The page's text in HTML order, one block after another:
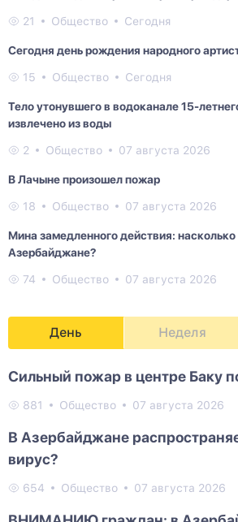
21 Общество Сегодня
Сегодня день рождения народного
15 Общество Сегодня
Тело утонувшего в водоканале 15-
извлечено из воды
2 Общество 07 августа 2026
В Лачыне произошел пожар
18 Общество 07 августа 2026
Мина замедленного действия:
Азербайджане?
74 Общество 07 августа 2026
День Неделя
Сильный пожар в центре Баку
881 Общество 07 августа 2026
В Азербайджане
вирус?
654 Общество 07 августа 2026